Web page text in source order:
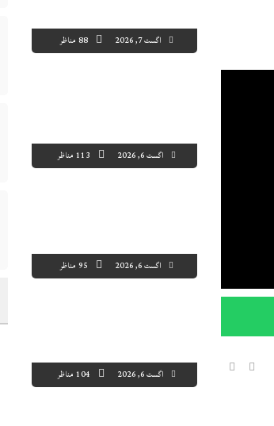
اگست 7, 2026 88 مناظر
اگست 6, 2026 113 مناظر
اگست 6, 2026 95 مناظر
اگست 6, 2026 104 مناظر